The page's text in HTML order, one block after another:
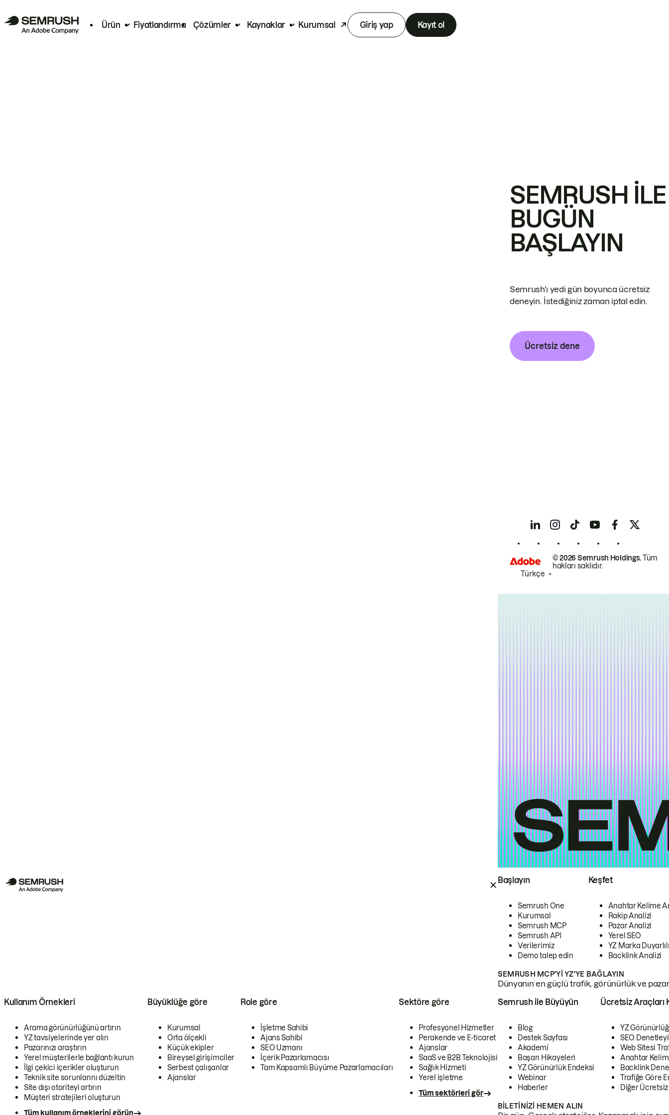
Ürün Fiyatlandırma Çözümler Kaynaklar Kurumsal Giriş yap Kayıt ol
Başlayın
Semrush One
Kurumsal
Semrush MCP
Semrush API
Verilerimiz
Demo talep edin
Keşfet
Anahtar Kelime
Rakip Analizi
Pazar Analizi
Yerel SEO
YZ Marka
Backlink Analizi
SEMRUSH MCP'YI YZ'YE BAĞLAYIN
Dünyanın en güçlü trafik, görünürlük ve
Kullanım Örnekleri
Arama görünürlüğünü artırın
YZ tavsiyelerinde yer alın
Pazarınızı araştırın
Yerel müşterilerle bağlantı kurun
İlgi çekici içerikler oluşturun
Teknik site sorunlarını düzeltin
Site dışı otoriteyi artırın
Müşteri stratejileri oluşturun
Tüm kullanım örneklerini görün
Büyüklüğe göre
Kurumsal
Orta ölçekli
Küçük ekipler
Bireysel girişimciler
Serbest çalışanlar
Ajanslar
Role göre
İşletme Sahibi
Ajans Sahibi
SEO Uzmanı
İçerik Pazarlamacısı
Tam Kapsamlı Büyüme Pazarlamacıları
Sektöre göre
Profesyonel Hizmetler
Perakende ve E-ticaret
Ajanslar
SaaS ve B2B Teknolojisi
Sağlık Hizmeti
Yerel işletme
Tüm sektörleri gör
Semrush ile Büyüyün
Blog
Destek Sayfası
Akademi
Başarı Hikayeleri
YZ Görünürlük Endeksi
Webinar
Haberler
Ücretsiz Araçları
YZ
SEO
Web Sitesi
Anahtar
Backlink
Trafiğe Göre
Diğer
BILETINIZI HEMEN ALIN
SEMRUSH ILE
BUGÜN
BAŞLAYIN
Semrush'ı yedi gün boyunca ücretsiz
deneyin. İstediğiniz zaman iptal edin.
Ücretsiz dene
© 2026 Semrush Holdings.Tüm
hakları saklıdır.
Türkçe